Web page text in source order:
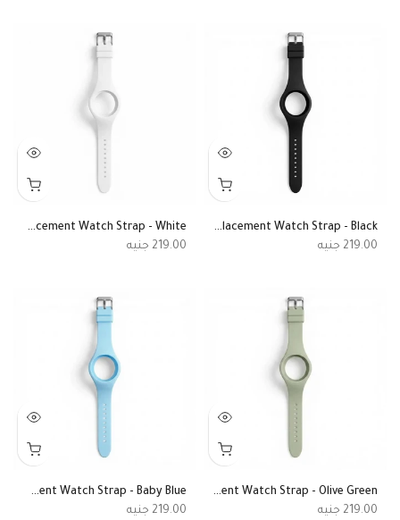
Original SKMEI 2317 Replacement Watch Strap - Black
219.00
Original SKMEI 2317 Replacement Watch Strap - White
219.00
Original SKMEI 2317 Replacement Watch Strap - Olive Green
219.00
Original SKMEI 2317 Replacement Watch Strap - Baby Blue
219.00